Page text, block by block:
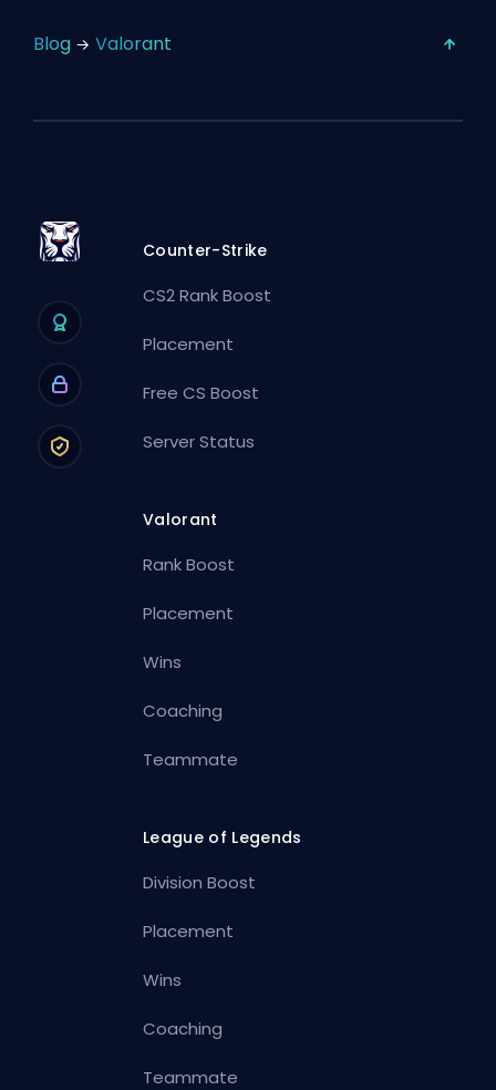
Blog Valorant
Counter-Strike
CS2 Rank Boost
Placement
Free CS Boost
Server Status
Valorant
Rank Boost
Placement
Wins
Coaching
Teammate
League of Legends
Division Boost
Placement
Wins
Coaching
Teammate